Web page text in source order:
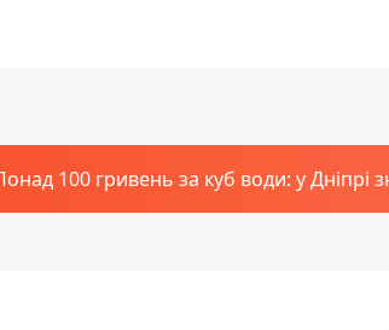
100 гривень за куб води: у Дніпрі